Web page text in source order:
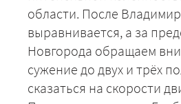
области. После
выравнивается, а за
Новгорода обращаем
сужение до двух и трёх
сказаться на скорости